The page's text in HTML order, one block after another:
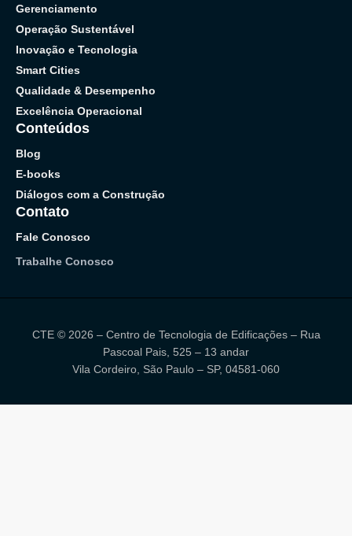
Gerenciamento
Operação Sustentável
Inovação e Tecnologia
Smart Cities
Qualidade & Desempenho
Excelência Operacional
Conteúdos
Blog
E-books
Diálogos com a Construção
Contato
Fale Conosco
Trabalhe Conosco
CTE © 2026 – Centro de Tecnologia de Edificações – Rua
Pascoal Pais, 525 – 13 andar
Vila Cordeiro, São Paulo – SP, 04581-060